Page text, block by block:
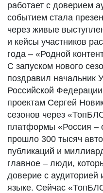
работает с доверием
событием стала
через живые
и кейсы участников
года – «Родной
С запуском нового
поздравил начальник
Российской
проектам Сергей
сезонов через
платформы «Россия –
прошло 300 тысяч
публикаций и
главное – люди,
доверие с аудиторией
языке. Сейчас